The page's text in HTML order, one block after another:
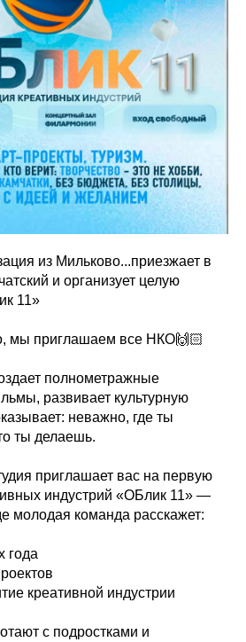
из Мильково...приезжает в
и организует целую
11»
мы приглашаем все НКО🙌🏻
полнометражные
развивает культурную
неважно, где ты
ты делаешь.
приглашает вас на первую
индустрий «ОБлик 11» —
молодая команда расскажет:
года
креативной индустрии
с подростками и